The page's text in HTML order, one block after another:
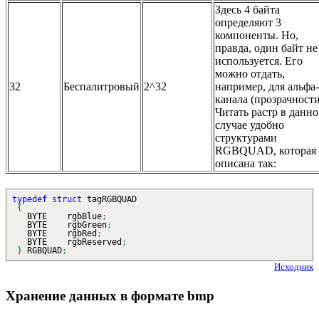
32 Беспалитровый 2^32
Здесь 4 байта
определяют 3
компоненты. Но,
правда, один байт не
используется. Его
можно отдать,
например, для альфа-
канала
Читать растр в
случае удобно
структурами
RGBQUAD, которая
описана так:
typedef struct tagRGBQUAD
{
BYTE rgbBlue;
BYTE rgbGreen;
BYTE rgbRed ;
BYTE rgbReserved ;
} RGBQUAD;
Исходник
Хранение данных в формате bmp